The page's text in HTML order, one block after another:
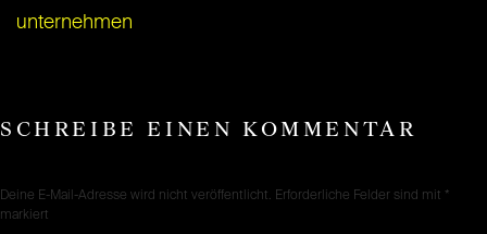
unternehmen
SCHREIBE EINEN KOMMENTAR
Deine E-Mail-Adresse wird nicht veröffentlicht. Erforderliche Felder sind mit *
markiert